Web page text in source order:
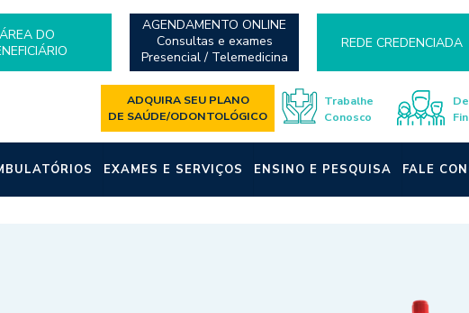
ÁREA DO
AGENDAMENTO ONLINE
Consultas e exames
Presencial / Telemedicina
REDE CREDENCIADA
ADQUIRA SEU PLANO
DE SAÚDE/ODONTOLÓGICO
Trabalhe
Conosco
EXAMES E SERVIÇOS ENSINO E PESQUISA FALE